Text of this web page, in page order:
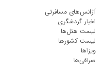
آژانس‌های مسافرتی
اخبار گردشگری
لیست هتل‌ها
لیست کشورها
ویزاها
صرافی‌ها